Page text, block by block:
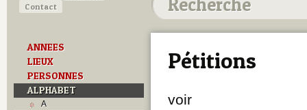
Contact
ANNEES
LIEUX
PERSONNES
ALPHABET
A
Pétitions
voir